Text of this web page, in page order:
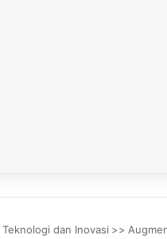
Teknologi dan Inovasi >>